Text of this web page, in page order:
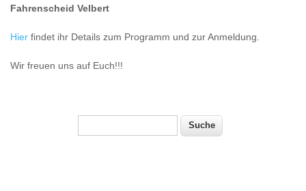
Fahrenscheid Velbert
Hier findet ihr Details zum Programm und zur Anmeldung.
Wir freuen uns auf Euch!!!